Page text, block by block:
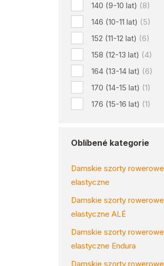
140 (9-10 lat) (8)
146 (10-11 lat) (5)
152 (11-12 lat) (6)
158 (12-13 lat) (4)
164 (13-14 lat) (6)
170 (14-15 lat) (1)
176 (15-16 lat) (1)
Oblíbené kategorie
Damskie szorty rowerowe
elastyczne
Damskie szorty rowerowe
elastyczne ALÉ
Damskie szorty rowerowe
elastyczne Endura
Damskie szorty rowerowe